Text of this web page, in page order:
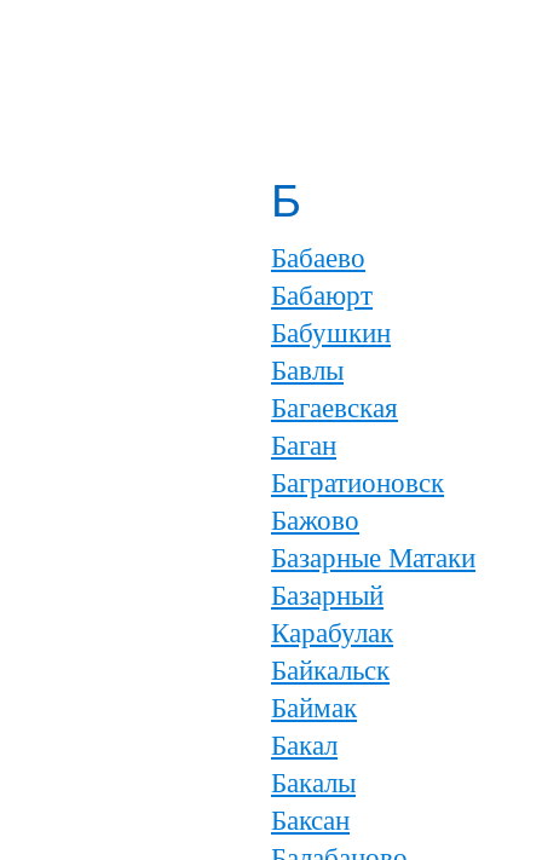
Б
Бабаево
Бабаюрт
Бабушкин
Бавлы
Багаевская
Баган
Багратионовск
Бажово
Базарные Матаки
Базарный
Карабулак
Байкальск
Баймак
Бакал
Бакалы
Баксан